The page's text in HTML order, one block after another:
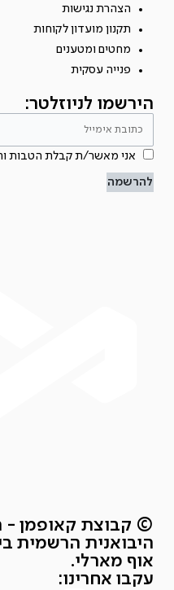
הצהרת נגישות
תקנון מועדון לקוחות
מחטים ומטענים
פנייה עסקית
הירשמו לניוזלטר:
אני מאשר/ת קבלת הטבות
להרשמה
© קבוצת קאופמן -
היבואנית הרשמית
אוף מארלי.
עקבו אחרינו: